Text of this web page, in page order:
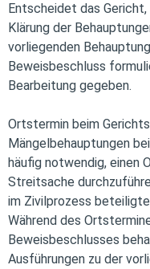
Entscheidet das
Klärung der
vorliegenden
Beweisbeschluss
Bearbeitung gegeben.
Ortstermin beim
Mängelbehauptungen
häufig notwendig, einen
Streitsache
im Zivilprozess
Während des
Beweisbeschlusses
Ausführungen zu der